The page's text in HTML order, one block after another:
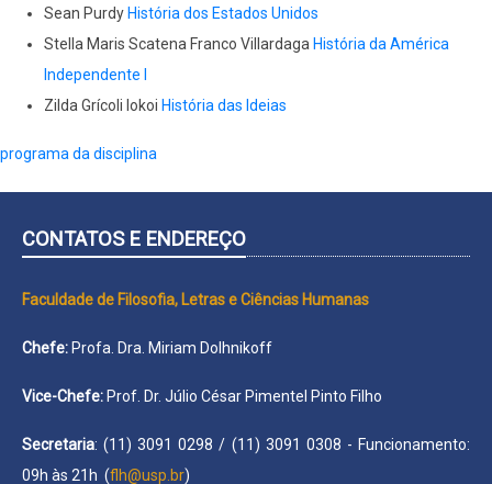
Sean Purdy História dos Estados Unidos
Stella Maris Scatena Franco Villardaga História da América
Independente I
Zilda Grícoli Iokoi História das Ideias
programa da disciplina
CONTATOS E ENDEREÇO
Faculdade de Filosofia, Letras e Ciências Humanas
Chefe: Profa. Dra. Miriam Dolhnikoff
Vice-Chefe: Prof. Dr. Júlio César Pimentel Pinto Filho
Secretaria: (11) 3091 0298 / (11) 3091 0308 - Funcionamento:
09h às 21h (flh@usp.br)